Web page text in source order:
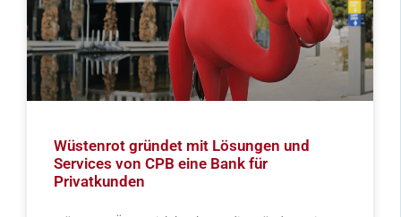
Wüstenrot gründet mit Lösungen und
Services von CPB eine Bank für
Privatkunden